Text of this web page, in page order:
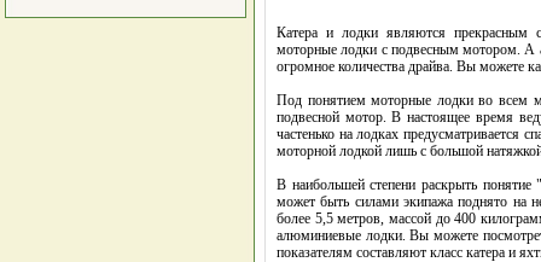
Катера и лодки являются прекрасным
моторные лодки с подвесным мотором. А
огромное количества драйва. Вы можете
Под понятием моторные лодки во всем
подвесной мотор. В настоящее время
частенько на лодках предусматривается
моторной лодкой лишь с большой
В наибольшей степени раскрыть
может быть силами экипажа поднято на
более 5,5 метров, массой до 400
алюминиевые лодки. Вы можете
показателям составляют класс катера и